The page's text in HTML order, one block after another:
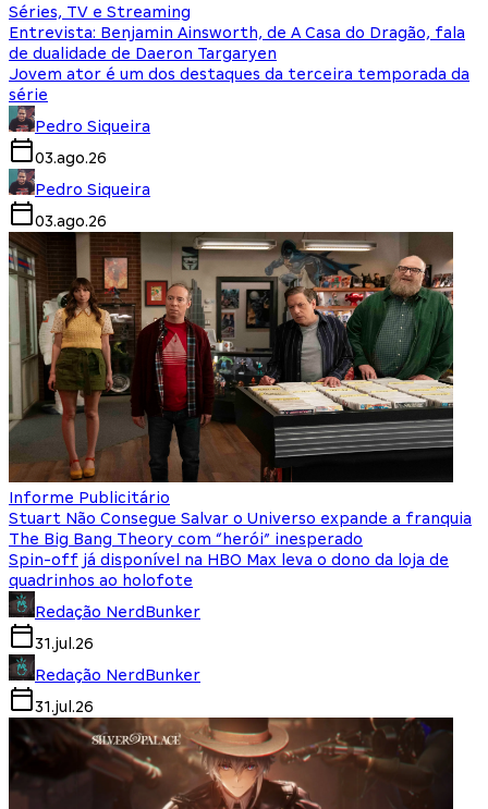
Séries, TV e Streaming
Entrevista: Benjamin Ainsworth, de A Casa do Dragão, fala
de dualidade de Daeron Targaryen
Jovem ator é um dos destaques da terceira temporada da
série
Pedro Siqueira
03.ago.26
Pedro Siqueira
03.ago.26
Informe Publicitário
Stuart Não Consegue Salvar o Universo expande a franquia
The Big Bang Theory com “herói” inesperado
Spin-off já disponível na HBO Max leva o dono da loja de
quadrinhos ao holofote
Redação NerdBunker
31.jul.26
Redação NerdBunker
31.jul.26